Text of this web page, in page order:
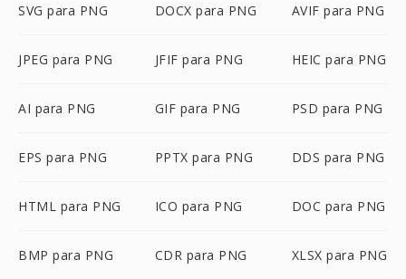
SVG para PNG DOCX para PNG AVIF para PNG
JPEG para PNG JFIF para PNG HEIC para PNG
AI para PNG GIF para PNG PSD para PNG
EPS para PNG PPTX para PNG DDS para PNG
HTML para PNG ICO para PNG DOC para PNG
BMP para PNG CDR para PNG XLSX para PNG